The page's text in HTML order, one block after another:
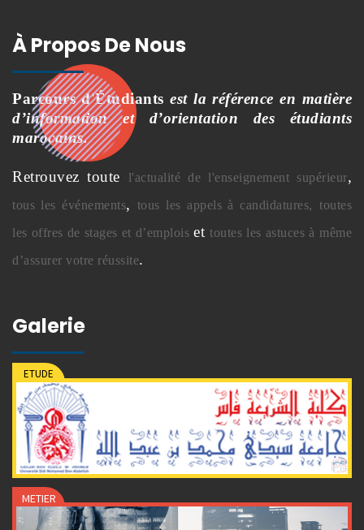
À Propos De Nous
Parcours d'Étudiants est la référence en matière
d’information et d’orientation des étudiants
marocains.
Retrouvez toute l'actualité de l'enseignement supérieur,
tous les événements, tous les appels à candidatures, toutes
les offres de stages et d’emploisettoutes les astuces à même
d’assurer votre réussite.
Galerie